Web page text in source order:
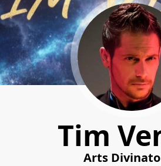
Tim
Arts